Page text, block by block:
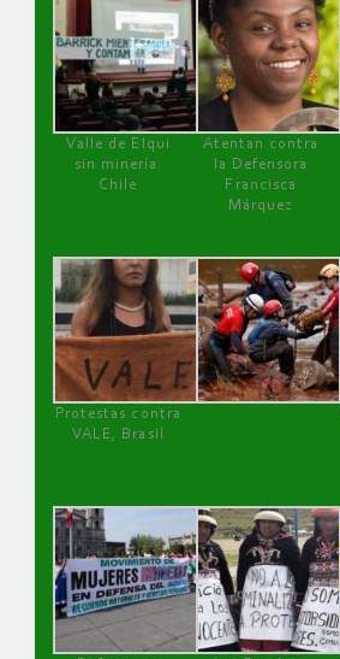
Valle de Elqui
sin minería.
Chile
Atentan contra
la Defensora
Francisca
Márquez
Protestas contra
VALE, Brasil